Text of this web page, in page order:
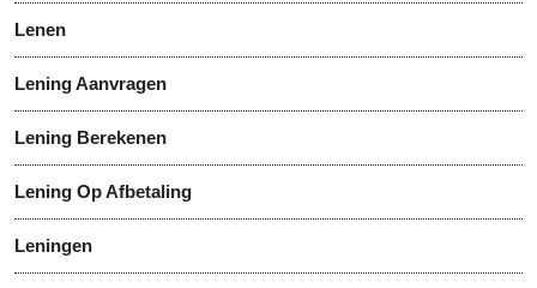
Lenen
Lening Aanvragen
Lening Berekenen
Lening Op Afbetaling
Leningen